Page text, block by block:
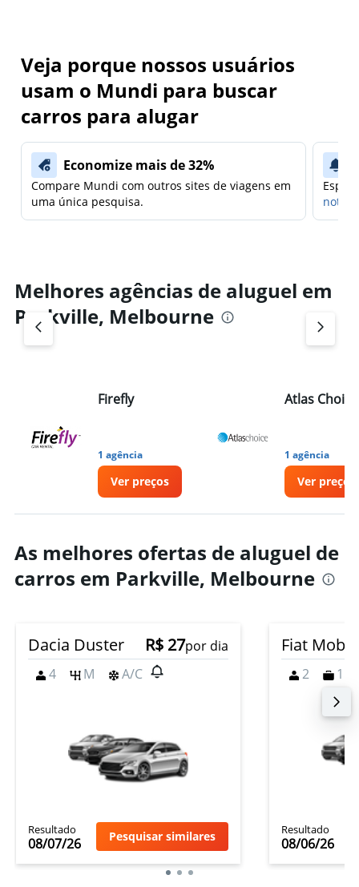
Veja porque nossos usuários
usam o Mundi para buscar
carros para alugar
Economize mais de 32%
Compare Mundi com outros sites de viagens em
uma única pesquisa.
Melhores agências de aluguel em
Parkville, Melbourne
Firefly
1 agência
Ver preços
Atlas Choice
1 agência
Ver preços
As melhores ofertas de aluguel de
carros em Parkville, Melbourne
Dacia Duster R$ 27por dia
4
M A/C
Resultado
08/07/26 Pesquisar similares
Fiat Mobi
2 1
Resultado
08/06/26